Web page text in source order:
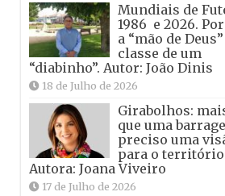
Mundiais de
1986 e 2026.
a “mão de Deus”
classe de um
“diabinho”. Autor: João Dinis
18 de Julho de 2026
Girabolhos:
que uma
preciso uma
para o
Autora: Joana Viveiro
17 de Julho de 2026